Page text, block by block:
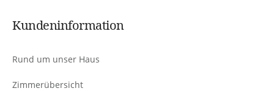
Kundeninformation
Rund um unser Haus
Zimmerübersicht